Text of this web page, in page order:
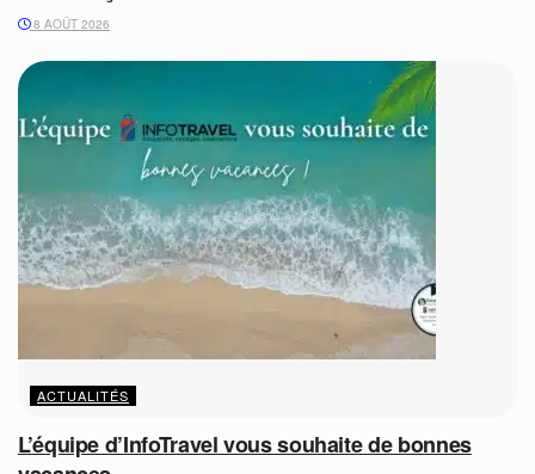
8 AOÛT 2026
ACTUALITÉS
L’équipe d’InfoTravel vous souhaite de bonnes